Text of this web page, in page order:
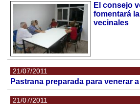
El consejo
fomentará
vecinales
21/07/2011
Pastrana preparada para venerar
21/07/2011